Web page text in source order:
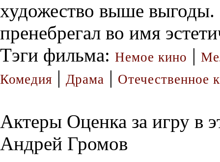
художество выше
пренебрегал во имя
Тэги фильма: Немое кино |
Комедия | Драма | Отечественное
Актеры Оценка за игру в
Андрей Громов